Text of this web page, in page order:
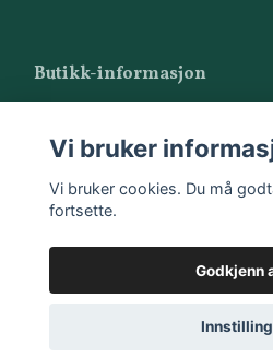
Butikk-informasjon
Vilkår og
Kontakt
Vi bruker
Vi bruker cookies. Du må
fortsette.
Godkjenn